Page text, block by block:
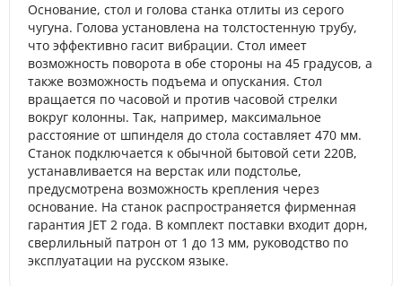
Основание, стол и голова станка отлиты из серого
чугуна. Голова установлена на толстостенную трубу,
что эффективно гасит вибрации. Стол имеет
возможность поворота в обе стороны на 45 градусов, а
также возможность подъема и опускания. Стол
вращается по часовой и против часовой стрелки
вокруг колонны. Так, например, максимальное
расстояние от шпинделя до стола составляет 470 мм.
Станок подключается к обычной бытовой сети 220В,
устанавливается на верстак или подстолье,
предусмотрена возможность крепления через
основание. На станок распространяется фирменная
гарантия JET 2 года. В комплект поставки входит дорн,
сверлильный патрон от 1 до 13 мм, руководство по
эксплуатации на русском языке.